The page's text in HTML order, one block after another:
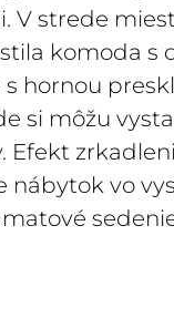
V strede
komoda s
hornou
si môžu
Efekt
nábytok vo